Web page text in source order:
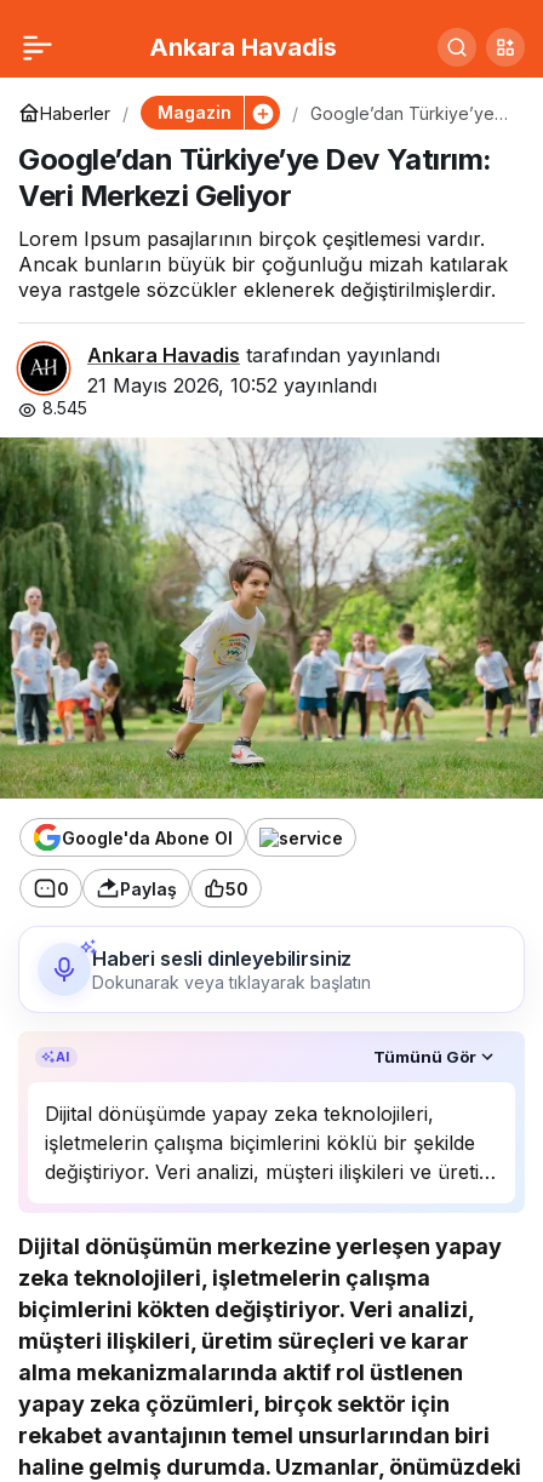
Ankara Havadis
Haberler Magazin
Google’dan Türkiye’ye
Geliyor
Google’dan Türkiye’ye Dev Yatırım:
Veri Merkezi Geliyor
Lorem Ipsum pasajlarının birçok çeşitlemesi vardır.
Ancak bunların büyük bir çoğunluğu mizah katılarak
veya rastgele sözcükler eklenerek değiştirilmişlerdir.
Ankara Havadis tarafından yayınlandı
21 Mayıs 2026, 10:52 yayınlandı
8.545
Google'da Abone Ol
0 Paylaş 50
Haberi sesli dinleyebilirsiniz
Dokunarak veya tıklayarak başlatın
AI Tümünü Gör
Dijital dönüşümde yapay zeka teknolojileri,
işletmelerin çalışma biçimlerini köklü bir şekilde
değiştiriyor. Veri analizi, müşteri ilişkileri ve üretim
süreçlerinde önemli bir rol oynayan yapay zeka,
Uzmanlar, bu teknolojinin önümüzdeki yıllarda
daha da yaygınlaşarak…
Dijital dönüşümün merkezine yerleşen yapay
zeka teknolojileri, işletmelerin çalışma
biçimlerini kökten değiştiriyor. Veri analizi,
müşteri ilişkileri, üretim süreçleri ve karar
alma mekanizmalarında aktif rol üstlenen
yapay zeka çözümleri, birçok sektör için
rekabet avantajının temel unsurlarından biri
haline gelmiş durumda. Uzmanlar, önümüzdeki
Türkiye’nin Yerli
Elektrikli Otomobili
Avrupa Yollarında
0 Paylaş